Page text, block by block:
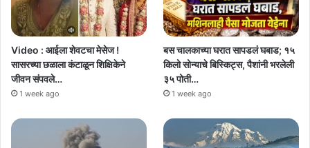
Video : आईला शेवटचा मेसेज !
सासरच्या छळाला कंटाळून शिक्षिकेने
जीवन संपवले…
1 week ago
बस चालकाच्या घरात सापडलं घबाड; १५
किलो सोन्याचे बिस्किट्स, पैशांनी भरलेली
३५ पोती…
1 week ago